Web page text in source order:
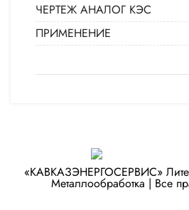
ЧЕРТЕЖ АНАЛОГ КЭС
ПРИМЕНЕНИЕ
«КАВКАЗЭНЕРГОСЕРВИС»
Металлообработка | Все